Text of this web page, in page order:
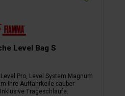
Level Bag S
Pro, Level System Magnum
Ihre Auffahrkeile sauber
Trageschlaufe.